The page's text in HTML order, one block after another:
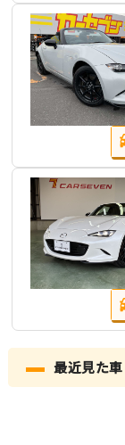
最近見た車